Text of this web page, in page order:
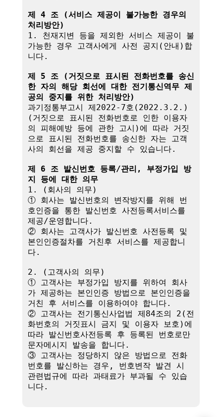
제 4 조 (서비스 제공이 불가능한 경우의
처리방안)
1. 천재지변 등을 제외한 서비스 제공이 불
가능한 경우 고객사에게 사전 공지(안내)합
니다.
제 5 조 (거짓으로 표시된 전화번호를 송신
한 자의 해당 회선에 대한 전기통신역무 제
공의 중지를 위한 처리방안)
과기정통부고시 제2022-7호(2022.3.2.)
(거짓으로 표시된 전화번호로 인한 이용자
의 피해예방 등에 관한 고시)에 따라 거짓
으로 표시된 전화번호를 송신한 자는 고객
사의 회선을 제공 중지할 수 있습니다.
제 6 조 발신번호 등록/관리, 부정가입 방
지 등에 대한 의무
1. (회사의 의무)
① 회사는 발신번호의 변작방지를 위해 번
호인증을 통한 발신번호 사전등록서비스를
제공/운영합니다.
② 회사는 고객사가 발신번호 사전등록 및
본인인증절차를 거친후 서비스를 제공합니
다.
2. (고객사의 의무)
① 고객사는 부정가입 방지를 위하여 회사
가 제공하는 본인인증 방법으로 본인인증을
거친 후 서비스를 이용하여야 합니다.
② 고객사는 전기통신사업법 제84조의 2(전
화번호의 거짓표시 금지 및 이용자 보호)에
따라 발신번호사전등록 후 등록된 번호로만
문자메시지 발송을 합니다.
③ 고객사는 정당하지 않은 방법으로 전화
번호를 발신하는 경우, 번호변작 발견 시
관련법규에 따라 과태료가 부과될 수 있습
니다.